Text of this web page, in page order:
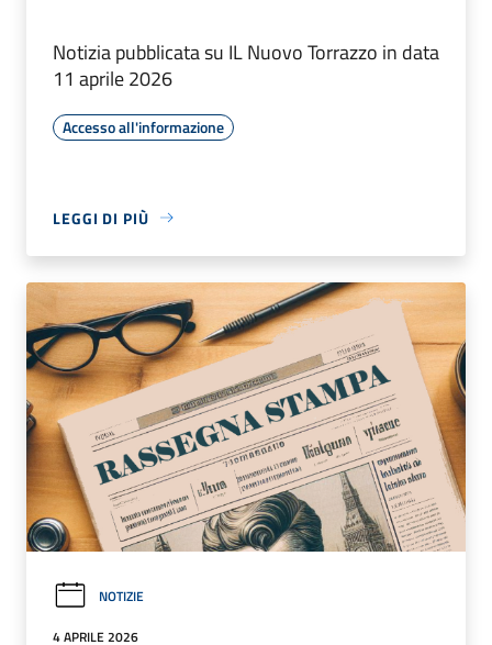
Notizia pubblicata su IL Nuovo Torrazzo in data
11 aprile 2026
Accesso all'informazione
LEGGI DI PIÙ
NOTIZIE
4 APRILE 2026